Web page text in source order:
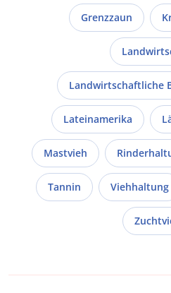
Grenzzaun
Landwirtschaftliche
Lateinamerika
Mastvieh
Tannin Viehhaltung